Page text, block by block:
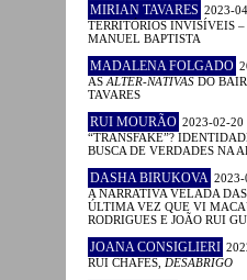
MIRIAN TAVARES 2023-
TERRITÓRIOS INVISÍVEIS –
MANUEL BAPTISTA
MADALENA FOLGADO
AS ALTER-NATIVAS DO
TAVARES
RUI MOURÃO 2023-02-20
“TRANSFAKE”?
BUSCA DE VERDADES NA
DASHA BIRUKOVA 2023-
A NARRATIVA VELADA DAS
ÚLTIMA VEZ QUE VI
RODRIGUES E JOÃO RUI
JOANA CONSIGLIERI
RUI CHAFES, DESABRIGO